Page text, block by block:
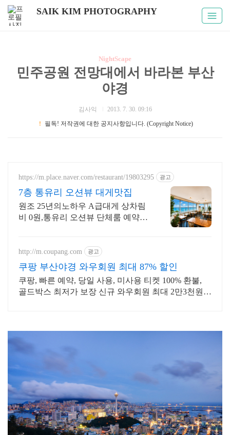
SAIK KIM PHOTOGRAPHY
NightScape
민주공원 전망대에서 바라본 부산
야경
김사익
2013. 7. 30. 09:16
！
필독! 저작권에 대한 공지사항입니다. (Copyright Notice)
https://m.place.naver.com/restaurant/19803295 광고
7층 통유리 오션뷰 대게맛집
원조 25년의노하우 A급대게 상차림
비 0원,통유리 오션뷰 단체룸 예약시
매장 단체석 완비!
http://m.coupang.com 광고
쿠팡 부산야경 와우회원 최대 87% 할인
쿠팡, 빠른 예약, 당일 사용, 미사용 티켓 100% 환불,
골드박스 최저가 보장 신규 와우회원 최대 2만3천원